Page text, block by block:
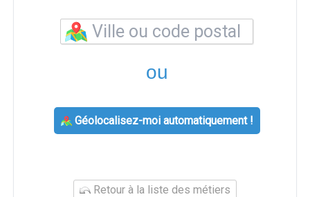
ou
Géolocalisez-moi automatiquement !
Retour à la liste des métiers